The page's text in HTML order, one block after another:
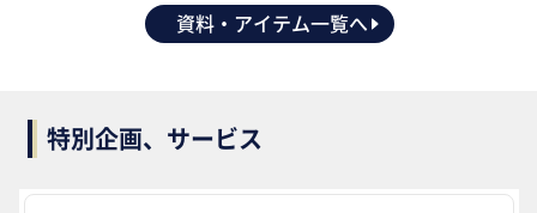
資料・アイテム一覧へ
特別企画、サービス